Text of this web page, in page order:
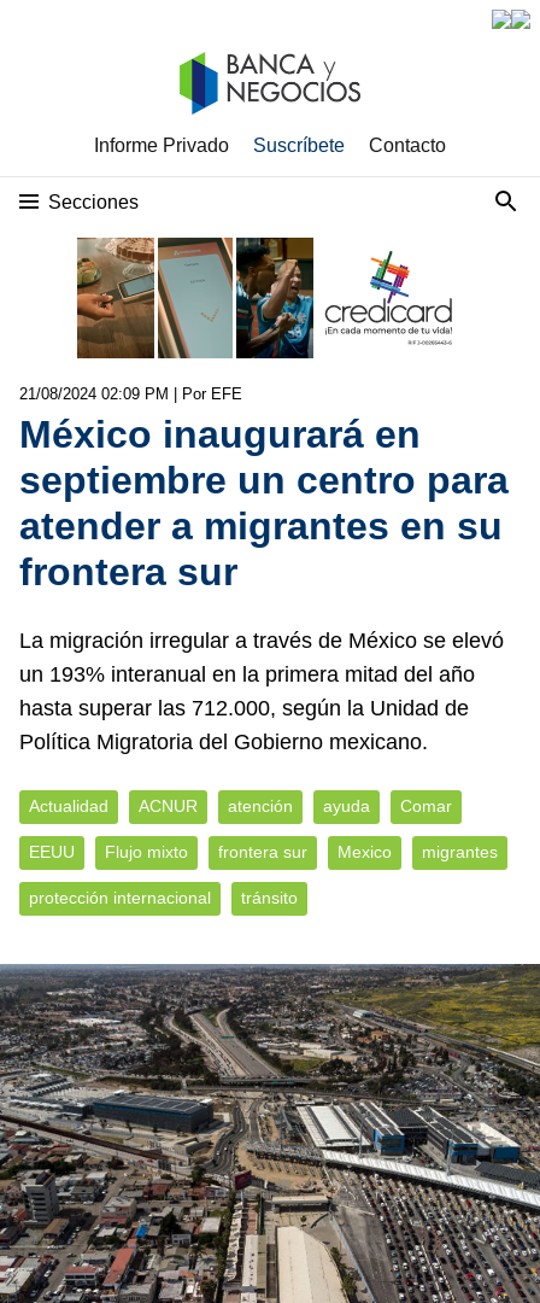
Informe Privado Suscríbete Contacto
Secciones
21/08/2024 02:09 PM | Por EFE
México inaugurará en
septiembre un centro para
atender a migrantes en su
frontera sur
La migración irregular a través de México se elevó
un 193% interanual en la primera mitad del año
hasta superar las 712.000, según la Unidad de
Política Migratoria del Gobierno mexicano.
Actualidad ACNUR atención ayuda Comar
EEUU Flujo mixto frontera sur Mexico migrantes
protección internacional tránsito